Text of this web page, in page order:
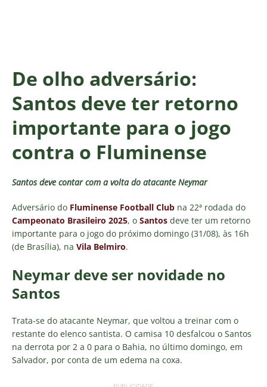
De olho adversário:
Santos deve ter retorno
importante para o jogo
contra o Fluminense
Santos deve contar com a volta do atacante Neymar
Adversário do Fluminense Football Club na 22ª rodada do
Campeonato Brasileiro 2025, o Santos deve ter um retorno
importante para o jogo do próximo domingo (31/08), às 16h
(de Brasília), na Vila Belmiro.
Neymar deve ser novidade no
Santos
Trata-se do atacante Neymar, que voltou a treinar com o
restante do elenco santista. O camisa 10 desfalcou o Santos
na derrota por 2 a 0 para o Bahia, no último domingo, em
Salvador, por conta de um edema na coxa.